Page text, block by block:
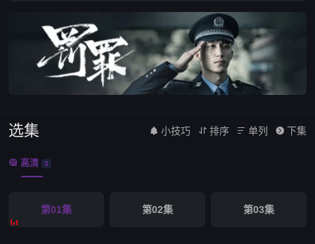
选集  小技巧  排序  单列  下集
 高清 3
第01集 第02集 第03集